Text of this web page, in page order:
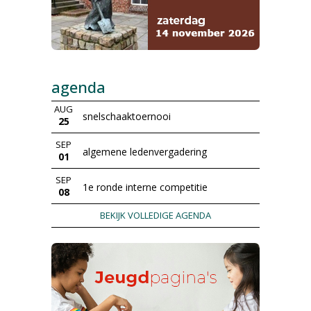
agenda
AUG
25 snelschaaktoernooi
SEP
01 algemene ledenvergadering
SEP
08 1e ronde interne competitie
BEKIJK VOLLEDIGE AGENDA